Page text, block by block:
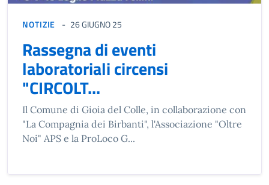
NOTIZIE 26 GIUGNO 25
Rassegna di eventi
laboratoriali circensi
"CIRCOLT...
Il Comune di Gioia del Colle, in collaborazione con
"La Compagnia dei Birbanti", l'Associazione "Oltre
Noi" APS e la ProLoco G...